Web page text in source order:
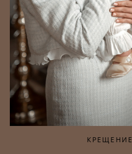
КРЕЩЕНИЕ